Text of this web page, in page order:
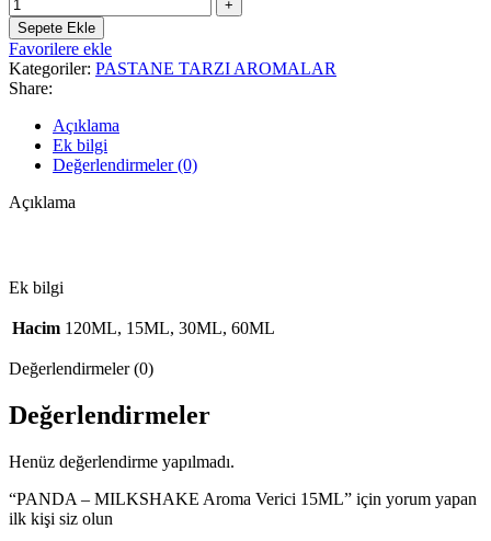
Sepete Ekle
Favorilere ekle
Kategoriler: PASTANE TARZI AROMALAR
Share:
Açıklama
Ek bilgi
Değerlendirmeler (0)
Açıklama
Ek bilgi
Hacim 120ML, 15ML, 30ML, 60ML
Değerlendirmeler (0)
Değerlendirmeler
Henüz değerlendirme yapılmadı.
“PANDA – MILKSHAKE Aroma Verici 15ML” için yorum yapan
ilk kişi siz olun